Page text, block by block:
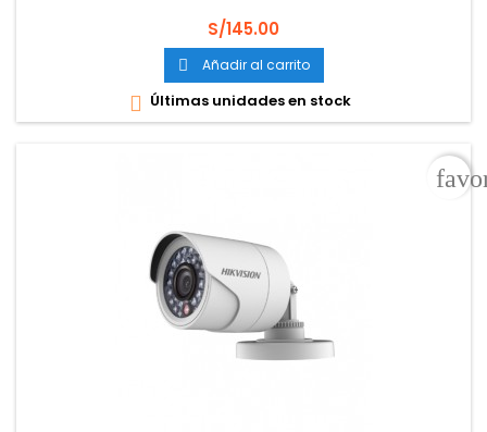
Precio
S/145.00
 Añadir al carrito
 Últimas unidades en stock